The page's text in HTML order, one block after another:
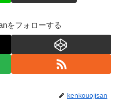
をフォローする
kenkouojisan